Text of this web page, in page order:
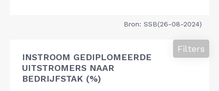
Bron: SSB(26-08-2024)
INSTROOM GEDIPLOMEERDE
UITSTROMERS NAAR
BEDRIJFSTAK (%)
Filters